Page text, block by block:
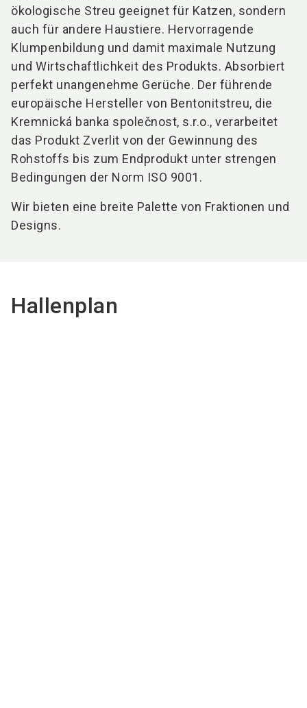
ökologische Streu geeignet für Katzen, sondern
auch für andere Haustiere. Hervorragende
Klumpenbildung und damit maximale Nutzung
und Wirtschaftlichkeit des Produkts. Absorbiert
perfekt unangenehme Gerüche. Der führende
europäische Hersteller von Bentonitstreu, die
Kremnická banka společnost, s.r.o., verarbeitet
das Produkt Zverlit von der Gewinnung des
Rohstoffs bis zum Endprodukt unter strengen
Bedingungen der Norm ISO 9001.
Wir bieten eine breite Palette von Fraktionen und
Designs.
Hallenplan